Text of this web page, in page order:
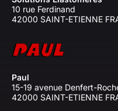
10 rue Ferdinand
42000 SAINT-ETIENNE
Paul
15-19 avenue Denfert-
42000 SAINT-ETIENNE